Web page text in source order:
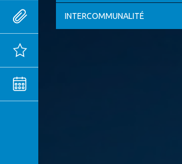
Outils pratiques
INTERCOMMUNALITÉ